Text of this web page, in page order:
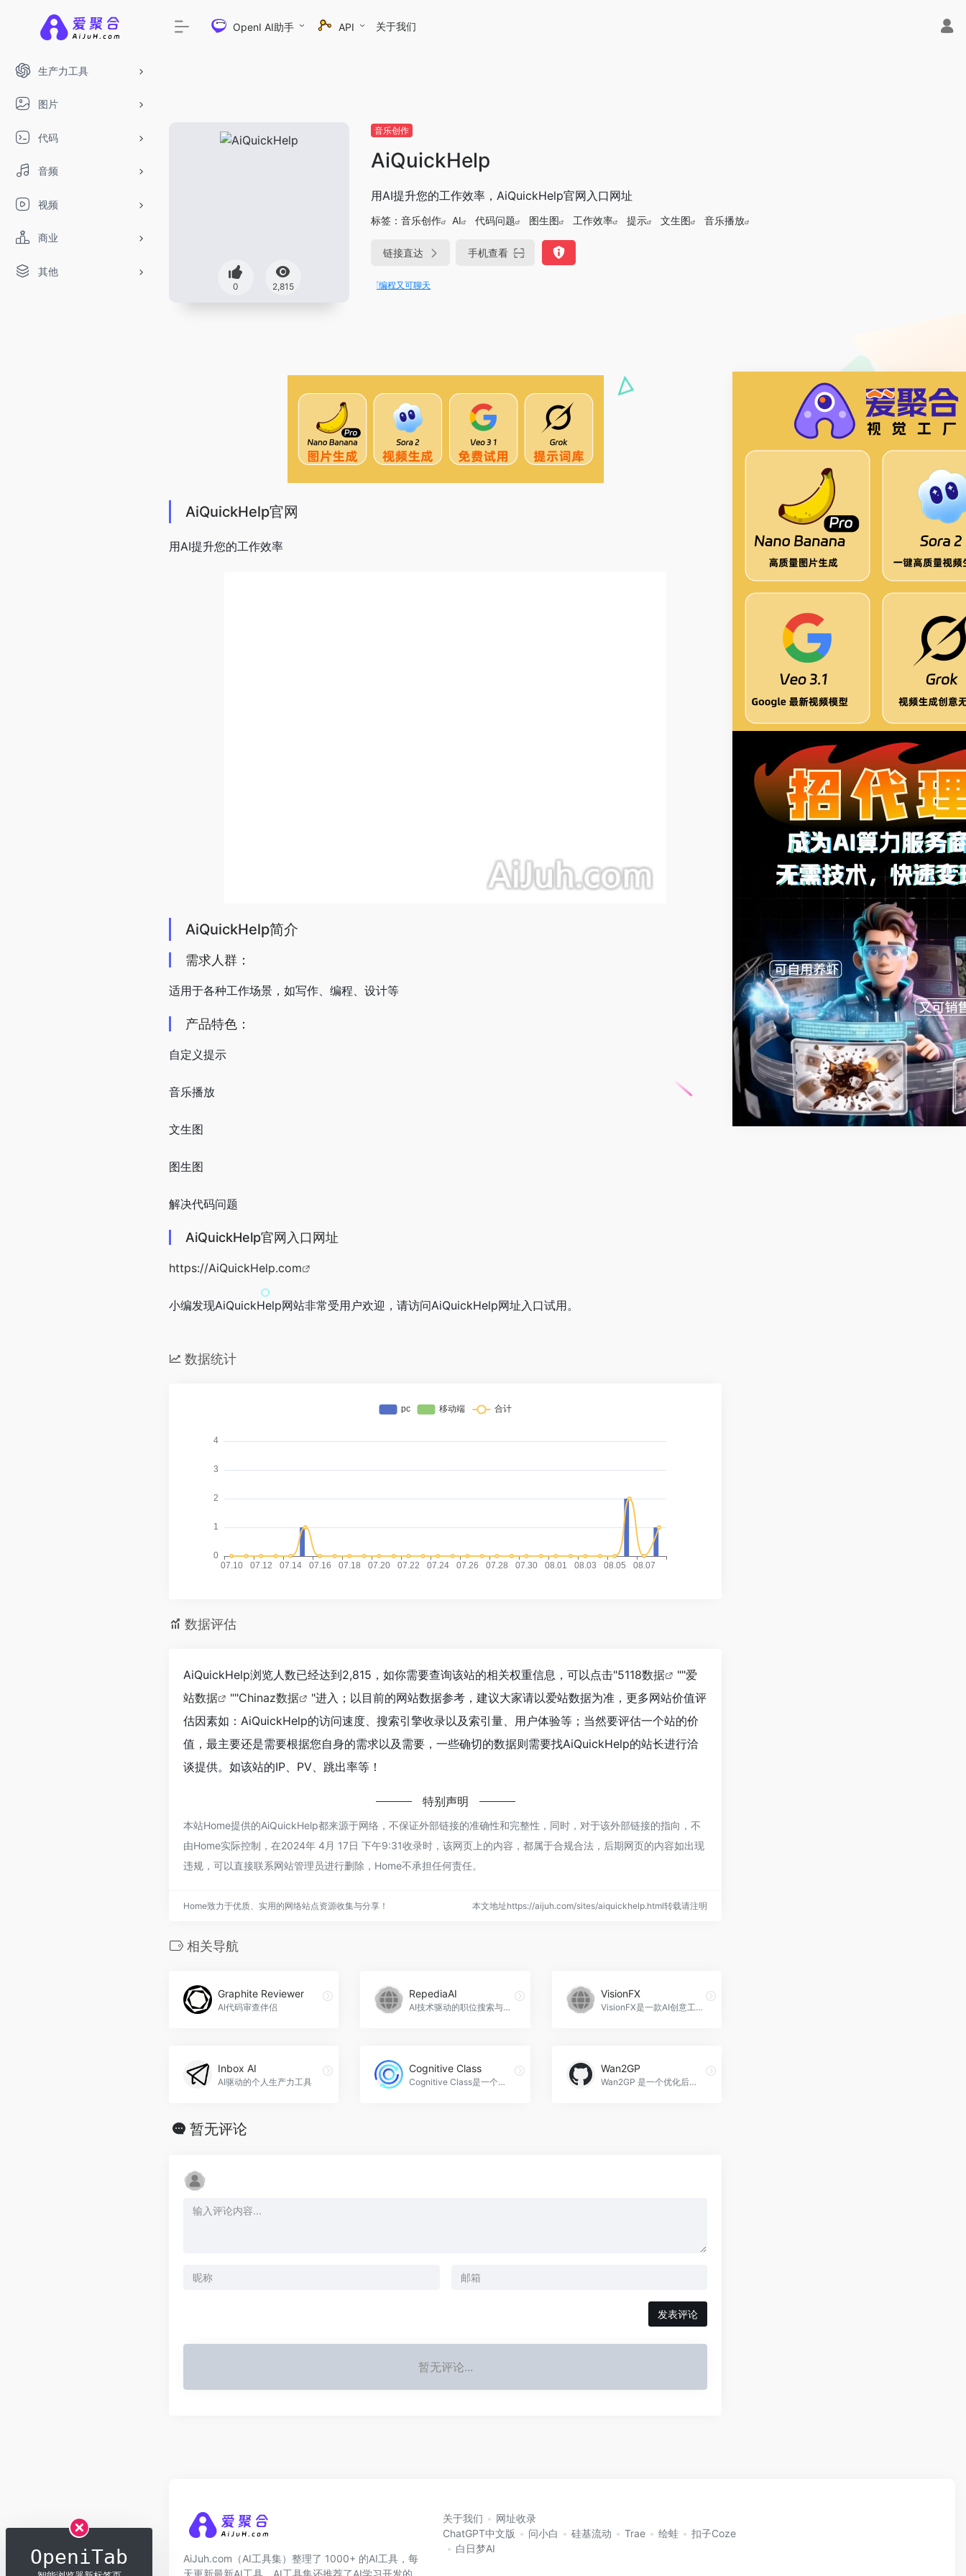
生产力工具
图片
代码
音频
视频
商业
其他
OpenI AI助手 API 关于我们
0 2,815
音乐创作
AiQuickHelp
用AI提升您的工作效率，AiQuickHelp官网入口网址
标签： 音乐创作 AI 代码问题 图生图 工作效率 提示 文生图 音乐播放
链接直达 手机查看
DeepSeek-R1、V3满血版免费用！- 字节Trae即可编程又可聊天
AiQuickHelp官网
用AI提升您的工作效率
AiQuickHelp简介
需求人群：
适用于各种工作场景，如写作、编程、设计等
产品特色：
自定义提示
音乐播放
文生图
图生图
解决代码问题
AiQuickHelp官网入口网址
https://AiQuickHelp.com
小编发现AiQuickHelp网站非常受用户欢迎，请访问AiQuickHelp网址入口试用。
数据统计
数据评估
AiQuickHelp浏览人数已经达到2,815，如你需要查询该站的相关权重信息，可以点击"5118数据 ""爱
站数据
""Chinaz数据
"进入；以目前的网站数据参考，建议大家请以爱站数据为准，更多网站价值评
估因素如：AiQuickHelp的访问速度、搜索引擎收录以及索引量、用户体验等；当然要评估一个站的价
值，最主要还是需要根据您自身的需求以及需要，一些确切的数据则需要找AiQuickHelp的站长进行洽
谈提供。如该站的IP、PV、跳出率等！
特别声明
本站Home提供的AiQuickHelp都来源于网络，不保证外部链接的准确性和完整性，同时，对于该外部链接的指向，不
由Home实际控制，在2024年 4月 17日 下午9:31收录时，该网页上的内容，都属于合规合法，后期网页的内容如出现
违规，可以直接联系网站管理员进行删除，Home不承担任何责任。
Home致力于优质、实用的网络站点资源收集与分享！ 本文地址https://aijuh.com/sites/aiquickhelp.html转载请注明
相关导航
Graphite Reviewer
AI代码审查伴侣
RepediaAI
AI技术驱动的职位搜索与职业机会平台。
VisionFX
VisionFX是一款AI创意工作室，利用先进的人工智能技术即时生成图片、视频、音乐、语音等。
Inbox AI
AI驱动的个人生产力工具
Cognitive Class
Cognitive Class是一个免费的在线学习平台，提供AI、数据科学等前沿技术的课程，帮助用户在科技行业中取得领先地位，获得认证证书，推动职业发展，Cognitive Class官网入口网址
Wan2GP
Wan2GP 是一个优化后的开源视频生成模型，专为低配置 GPU 用户设计，支持多种视频生成任务。
暂无评论
发表评论
暂无评论...
AiJuh.com（AI工具集）整理了 1000+ 的AI工具，每
关于我们
网址收录
ChatGPT中文版
问小白 硅基流动 Trae 绘蛙
扣子Coze
白日梦AI
OpeniTab